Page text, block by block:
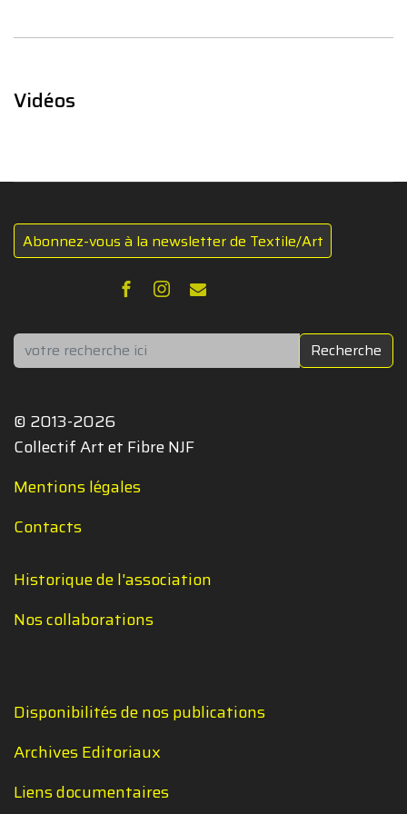
Vidéos
Abonnez-vous à la newsletter de Textile/Art
Rechercher Recherche
© 2013-2026
Collectif Art et Fibre NJF
Mentions légales
Contacts
Historique de l'association
Nos collaborations
Disponibilités de nos publications
Archives Editoriaux
Liens documentaires